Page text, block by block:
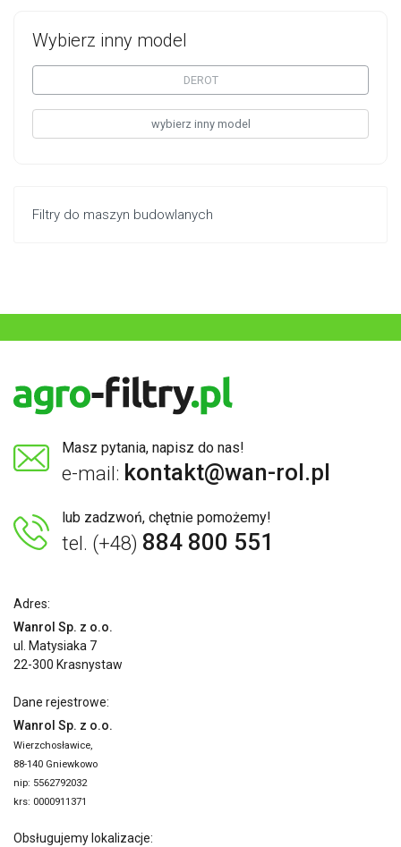
Wybierz inny model
DEROT
wybierz inny model
Filtry do maszyn budowlanych
Masz pytania, napisz do nas!
e-mail: kontakt@wan-rol.pl
lub zadzwoń, chętnie pomożemy!
tel. (+48) 884 800 551
Adres:
Wanrol Sp. z o.o.
ul. Matysiaka 7
22-300 Krasnystaw
Dane rejestrowe:
Wanrol Sp. z o.o.
Wierzchosławice,
88-140 Gniewkowo
nip: 5562792032
krs: 0000911371
Obsługujemy lokalizacje: